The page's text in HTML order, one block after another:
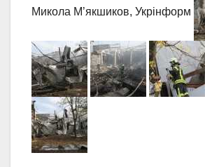
Микола М’якшиков, Укрінформ